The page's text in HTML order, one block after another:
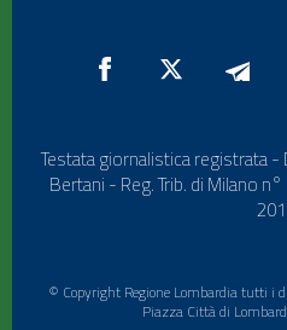
Testata giornalistica registrata
Bertani - Reg. Trib. di Milano
© Copyright Regione Lombardia tutti
Piazza Città di